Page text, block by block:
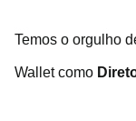
Temos o orgulho
Wallet como